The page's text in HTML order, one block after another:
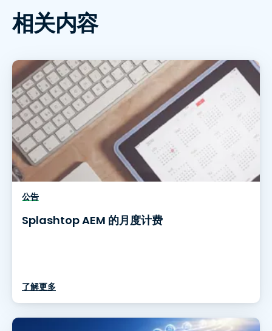
相关内容
公告
Splashtop AEM 的月度计费
了解更多